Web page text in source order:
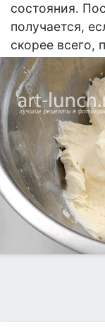
состояния.
получается,
скорее всего,